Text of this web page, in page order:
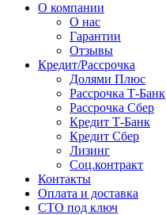
О компании
О нас
Гарантии
Отзывы
Кредит/Рассрочка
Долями Плюс
Рассрочка Т-Банк
Рассрочка Сбер
Кредит Т-Банк
Кредит Сбер
Лизинг
Соц.контракт
Контакты
Оплата и доставка
СТО под ключ